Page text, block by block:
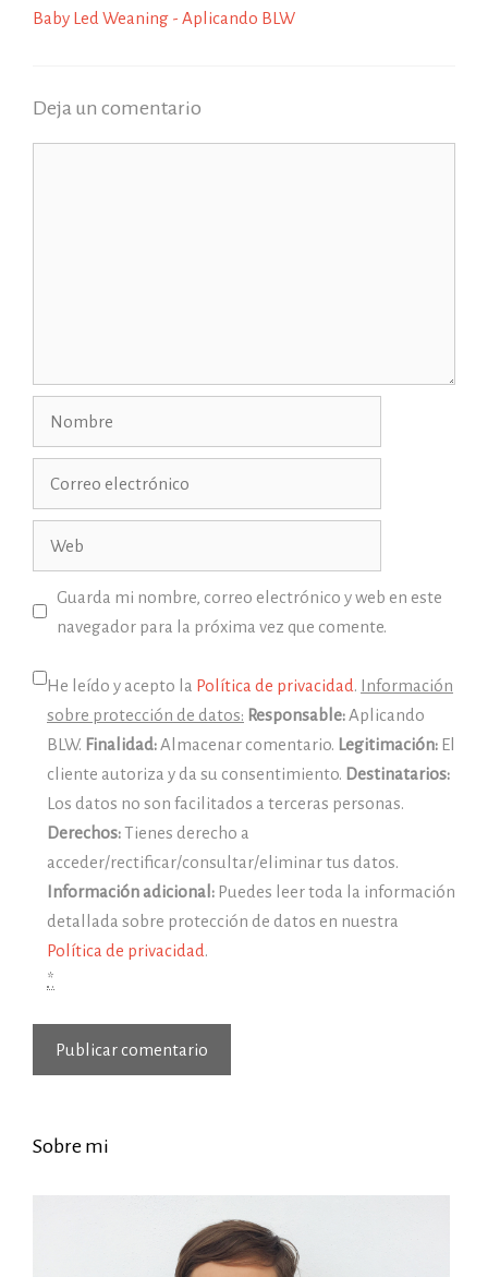
Baby Led Weaning - Aplicando BLW
Deja un comentario
Guarda mi nombre, correo electrónico y web en este
navegador para la próxima vez que comente.
He leído y acepto la Política de privacidad . Información
sobre protección de datos: Responsable:Aplicando
BLW. Finalidad:Almacenar comentario. Legitimación: El
cliente autoriza y da su consentimiento. Destinatarios:
Los datos no son facilitados a terceras personas.
Derechos:Tienes derecho a
acceder/rectificar/consultar/eliminar tus datos.
Información adicional: Puedes leer toda la información
detallada sobre protección de datos en nuestra
Política de privacidad .
*
Sobre mi